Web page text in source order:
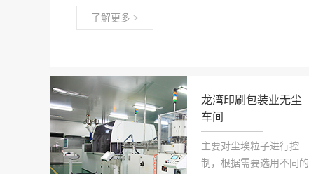
了解更多 >
龙湾印刷包装业无尘
车间
主要对尘埃粒子进行控
制，根据需要选用不同的